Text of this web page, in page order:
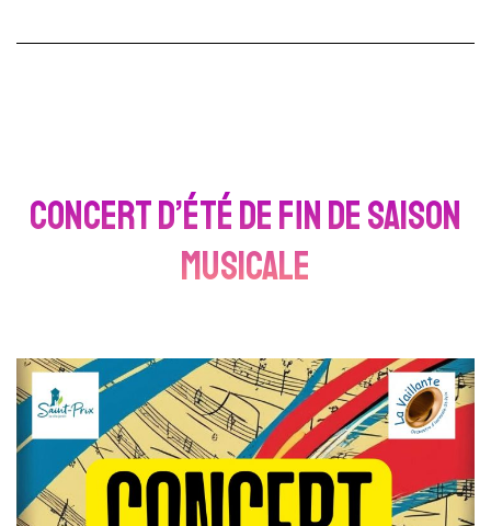
Concert d’été de fin de saison
musicale